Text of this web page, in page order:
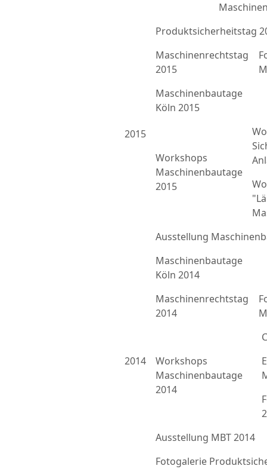
2015
Produktsicherheitstag
Maschinenrechtstag
2015
Maschinenbautage
Köln 2015
Workshops
Maschinenbautage
2015
Ausstellung
2014
Maschinenbautage
Köln 2014
Maschinenrechtstag
2014
Workshops
Maschinenbautage
2014
Ausstellung MBT 2014
Fotogalerie